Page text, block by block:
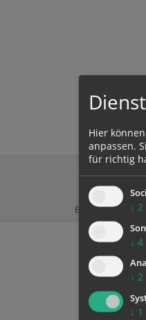
Bitte akzeptieren
Hier
anpassen.
für richtig
↓ 2
↓ 4
↓ 2
↓ 1